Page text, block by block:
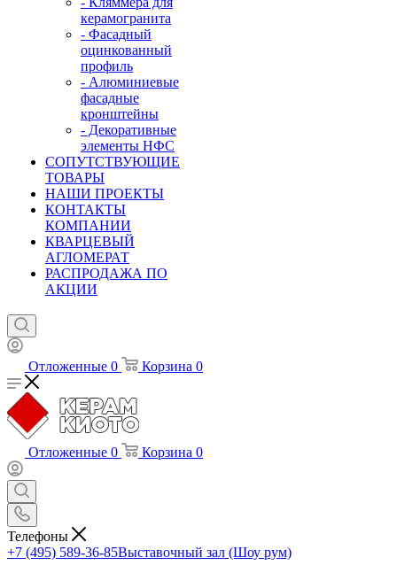
керамогранита
- Фасадный
оцинкованный
профиль
- Алюминиевые
фасадные
кронштейны
- Декоративные
элементы НФС
СОПУТСТВУЮЩИЕ
ТОВАРЫ
НАШИ ПРОЕКТЫ
КОНТАКТЫ
КОМПАНИИ
КВАРЦЕВЫЙ
АГЛОМЕРАТ
РАСПРОДАЖА ПО
АКЦИИ
Отложенные 0 Корзина 0
Отложенные 0 Корзина 0
Телефоны
+7 (495) 589-36-85Выставочный зал (Шоу рум)